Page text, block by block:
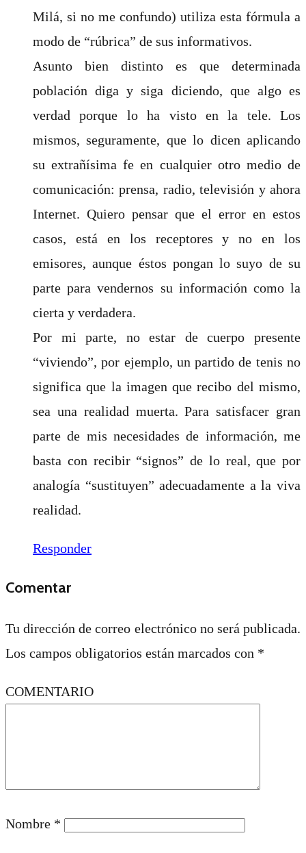
Milá, si no me confundo) utiliza esta fórmula a
modo de “rúbrica” de sus informativos.
Asunto bien distinto es que determinada
población diga y siga diciendo, que algo es
verdad porque lo ha visto en la tele. Los
mismos, seguramente, que lo dicen aplicando
su extrañísima fe en cualquier otro medio de
comunicación: prensa, radio, televisión y ahora
Internet. Quiero pensar que el error en estos
casos, está en los receptores y no en los
emisores, aunque éstos pongan lo suyo de su
parte para vendernos su información como la
cierta y verdadera.
Por mi parte, no estar de cuerpo presente
“viviendo”, por ejemplo, un partido de tenis no
significa que la imagen que recibo del mismo,
sea una realidad muerta. Para satisfacer gran
parte de mis necesidades de información, me
basta con recibir “signos” de lo real, que por
analogía “sustituyen” adecuadamente a la viva
realidad.
Responder
Comentar
Tu dirección de correo electrónico no será publicada.
Los campos obligatorios están marcados con *
COMENTARIO
Nombre *